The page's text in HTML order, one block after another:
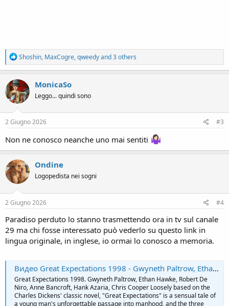
R
e
a
c
t
i
o
n
s
Shoshin, MaxCogre,qweedyand 3 others
MonicaSo
Leggo... quindi sono
2 Giugno 2026 #3
Non ne conosco neanche uno mai sentiti
Ondine
Logopedista nei sogni
2 Giugno 2026 #4
Paradiso perduto lo stanno trasmettendo ora in tv sul canale
29 ma chi fosse interessato può vederlo su questo link in
lingua originale, in inglese, io ormai lo conosco a memoria.
Видео Great Expectations 1998 - Gwyneth Paltrow, Ethan Hawke, Robert De Niro, Ann | OK.RU
Great Expectations 1998. Gwyneth Paltrow, Ethan Hawke, Robert De
Niro, Anne Bancroft, Hank Azaria, Chris Cooper Loosely based on the
Charles Dickens' classic novel, "Great Expectations" is a sensual tale of
a young man's unforgettable passage into manhood, and the three